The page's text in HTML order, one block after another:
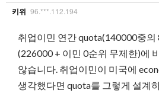
키위 96.***.112.194
취업이민 연간 quota(140000중의
(226000 + 이민 0순위 무제한)에
않습니다. 취업이민이 미국에
생각했다면 quota를 그렇게 설계